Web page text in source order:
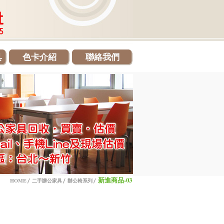
色卡介紹 聯絡我們
HOME 二手辦公家具 辦公椅系列 新進商品-03